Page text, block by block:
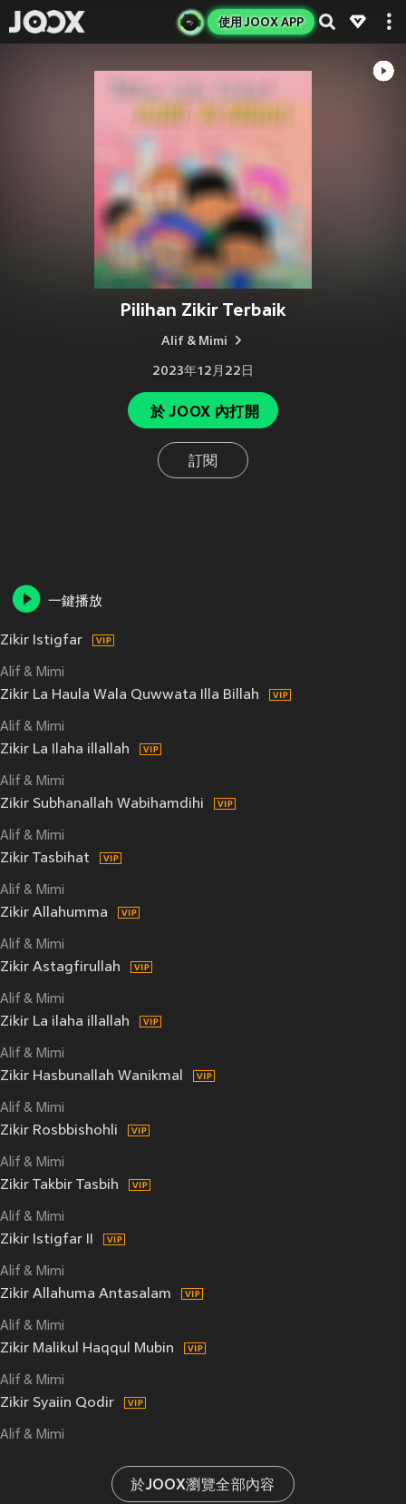
使用 JOOX APP
Pilihan Zikir Terbaik
Alif & Mimi
2023年12月22日
於 JOOX 內打開
訂閱
一鍵播放
Zikir Istigfar
Alif & Mimi
Zikir La Haula Wala Quwwata Illa Billah
Alif & Mimi
Zikir La Ilaha illallah
Alif & Mimi
Zikir Subhanallah Wabihamdihi
Alif & Mimi
Zikir Tasbihat
Alif & Mimi
Zikir Allahumma
Alif & Mimi
Zikir Astagfirullah
Alif & Mimi
Zikir La ilaha illallah
Alif & Mimi
Zikir Hasbunallah Wanikmal
Alif & Mimi
Zikir Rosbbishohli
Alif & Mimi
Zikir Takbir Tasbih
Alif & Mimi
Zikir Istigfar II
Alif & Mimi
Zikir Allahuma Antasalam
Alif & Mimi
Zikir Malikul Haqqul Mubin
Alif & Mimi
Zikir Syaiin Qodir
Alif & Mimi
於JOOX瀏覽全部內容